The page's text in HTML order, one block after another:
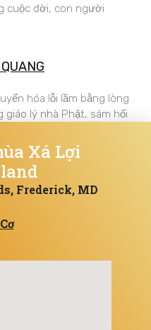
cuộc đời, con người
hóa lỗi lầm bằng lòng
lý nhà Phật, sám hối
Xá Lợi
Frederick, MD